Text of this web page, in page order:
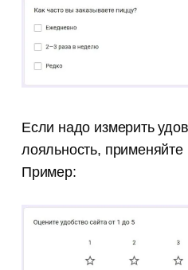
Если надо измерить
лояльность,
Пример: